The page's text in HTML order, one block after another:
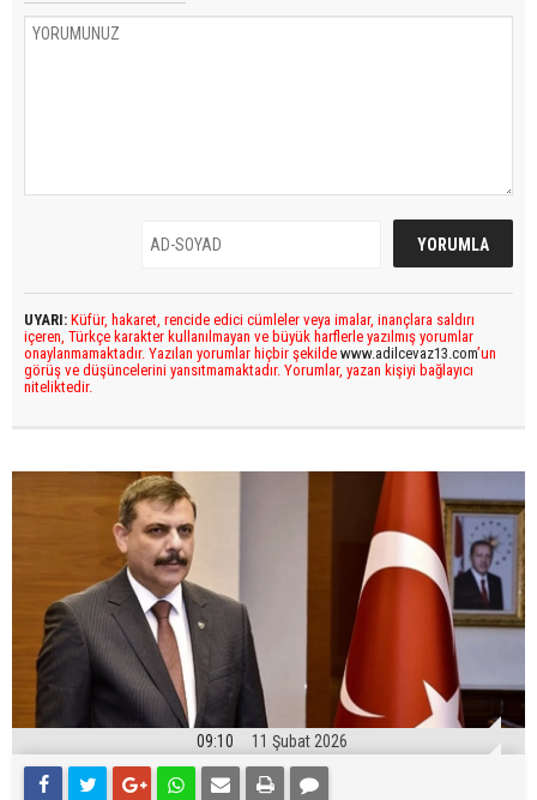
UYARI: Küfür, hakaret, rencide edici cümleler veya imalar, inançlara saldırı
içeren, Türkçe karakter kullanılmayan ve büyük harflerle yazılmış yorumlar
onaylanmamaktadır. Yazılan yorumlar hiçbir şekilde www.adilcevaz13.com’un
görüş ve düşüncelerini yansıtmamaktadır. Yorumlar, yazan kişiyi bağlayıcı
niteliktedir.
09:10 11 Şubat 2026